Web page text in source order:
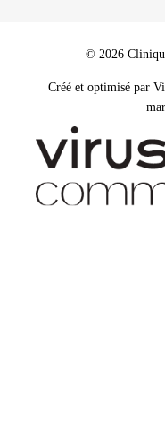
© 2026
Créé et optimisé par